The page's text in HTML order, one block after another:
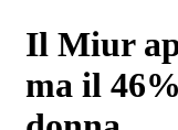
Il Miur
ma il